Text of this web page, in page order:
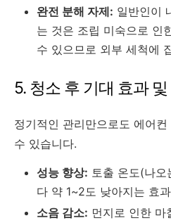
완전 분해 자제: 일반인이
는 것은 조립 미숙으로 인
수 있으므로 외부 세척에
5. 청소 후 기대 효과
정기적인 관리만으로도 에어
수 있습니다.
성능 향상: 토출 온도(나
다 약 1~2도 낮아지는 효
소음 감소: 먼지로 인한 마